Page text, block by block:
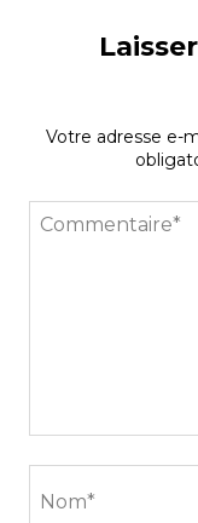
Votre adresse e-
Commentaire*